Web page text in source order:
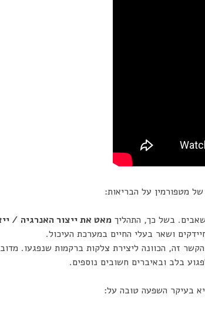
מטפורמין על הבריאות:
מאט את ייצור האנרגיה /
ושאר בעלי החיים במערכת העיכול.
זה, הכוונה ליצירת צלקות ברקמות שנפגעו.
בלב ובאיברים חשובים נוספים.
בעיקר השפעה טובה על: